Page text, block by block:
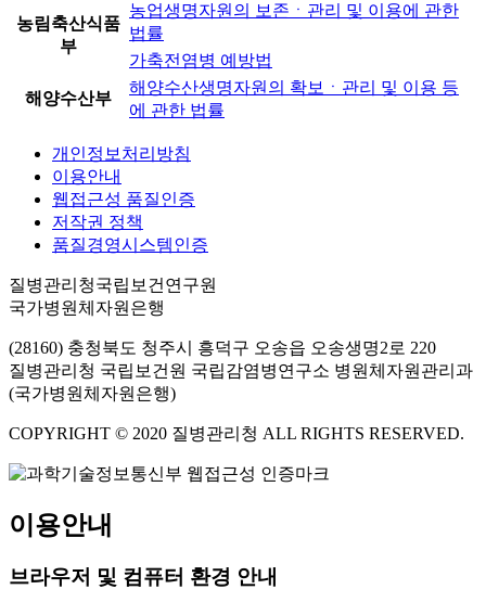
농림축산식품
부
농업생명자원의 보존ㆍ관리 및 이용에 관한
법률
가축전염병 예방법
해양수산부
해양수산생명자원의 확보ㆍ관리 및 이용 등
에 관한 법률
개인정보처리방침
이용안내
웹접근성 품질인증
저작권 정책
품질경영시스템인증
질병관리청국립보건연구원
국가병원체자원은행
(28160) 충청북도 청주시 흥덕구 오송읍 오송생명2로 220
질병관리청 국립보건원 국립감염병연구소 병원체자원관리과
(국가병원체자원은행)
COPYRIGHT © 2020 질병관리청 ALL RIGHTS RESERVED.
이용안내
브라우저 및 컴퓨터 환경 안내